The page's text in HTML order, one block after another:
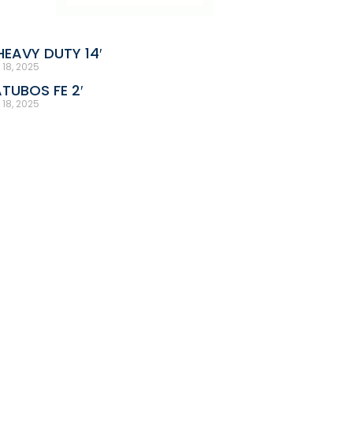
DUTY 14′
2025
FE 2′
2025